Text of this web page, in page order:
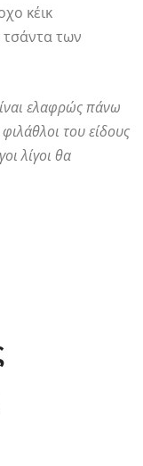
κέικ
τσάντα των
ελαφρώς πάνω
του είδους
λίγοι θα